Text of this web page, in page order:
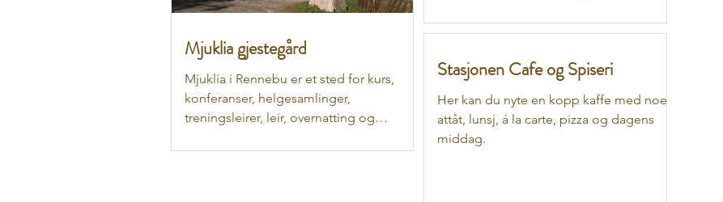
Mjuklia gjestegård
Mjuklia i Rennebu er et sted for kurs,
konferanser, helgesamlinger,
treningsleirer, leir, overnatting og
Stasjonen Cafe og Spiseri
Her kan du nyte en kopp kaffe med noe
attåt, lunsj, á la carte, pizza og dagens
middag.